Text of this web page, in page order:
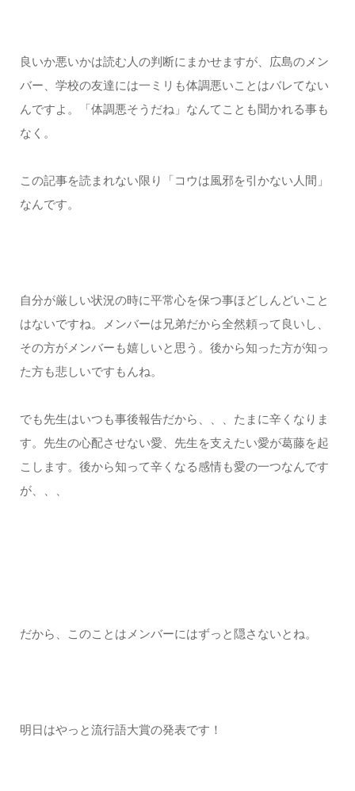
良いか悪いかは読む人の判断にまかせますが、広島のメン
バー、学校の友達には一ミリも体調悪いことはバレてない
んですよ。「体調悪そうだね」なんてことも聞かれる事も
なく。
この記事を読まれない限り「コウは風邪を引かない人間」
なんです。
自分が厳しい状況の時に平常心を保つ事ほどしんどいこと
はないですね。メンバーは兄弟だから全然頼って良いし、
その方がメンバーも嬉しいと思う。後から知った方が知っ
た方も悲しいですもんね。
でも先生はいつも事後報告だから、、、たまに辛くなりま
す。先生の心配させない愛、先生を支えたい愛が葛藤を起
こします。後から知って辛くなる感情も愛の一つなんです
が、、、
だから、このことはメンバーにはずっと隠さないとね。
明日はやっと流行語大賞の発表です！